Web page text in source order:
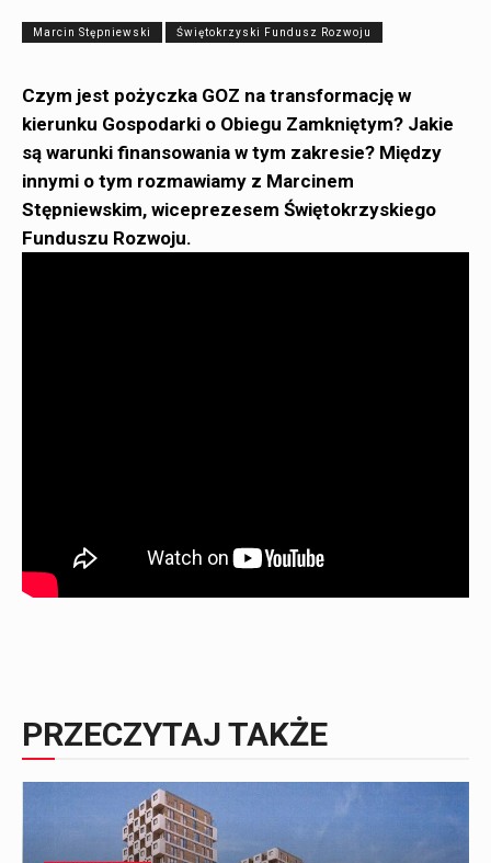
Marcin Stępniewski Świętokrzyski Fundusz Rozwoju
Czym jest pożyczka GOZ na transformację w
kierunku Gospodarki o Obiegu Zamkniętym? Jakie
są warunki finansowania w tym zakresie? Między
innymi o tym rozmawiamy z Marcinem
Stępniewskim, wiceprezesem Świętokrzyskiego
Funduszu Rozwoju.
PRZECZYTAJ TAKŻE